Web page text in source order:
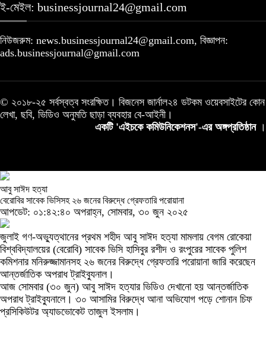
ই-মেইল: businessjournal24@gmail.com
নিউজরুম: news.businessjournal24@gmail.com, বিজ্ঞাপন:
ads.businessjournal@gmail.com
© ২০১৮-২৫ সর্বস্বত্ব সংরক্ষিত। বিজনেস জার্নাল২৪ ডটকম ওয়েবসাইটের কোন
লেখা, ছবি, ভিডিও অনুমতি ছাড়া ব্যবহার বে-আইনী।
একটি 'এইচকে কমিউনিকেশনস'-এর অঙ্গপ্রতিষ্ঠান ।
আবু সাঈদ হত্যা
বেরোবির সাবেক ভিসিসহ ২৬ জনের বিরুদ্ধে গ্রেফতারি পরোয়ানা
আপডেট: ০১:৪২:৪০ অপরাহ্ন, সোমবার, ৩০ জুন ২০২৫
জুলাই গণ-অভ্যুত্থানের প্রথম শহীদ আবু সাঈদ হত্যা মামলায় বেগম রোকেয়া
বিশ্ববিদ্যালয়ের (বেরোবি) সাবেক ভিসি হাসিবুর রশীদ ও রংপুরের সাবেক পুলিশ
কমিশনার মনিরুজ্জামানসহ ২৬ জনের বিরুদ্ধে গ্রেফতারি পরোয়ানা জারি করেছেন
আন্তর্জাতিক অপরাধ ট্রাইব্যুনাল।
আজ সোমবার (৩০ জুন) আবু সাঈদ হত্যার ভিডিও দেখানো হয় আন্তর্জাতিক
অপরাধ ট্রাইব্যুনালে। ৩০ আসামির বিরুদ্ধে আনা অভিযোগ পড়ে শোনান চিফ
প্রসিকিউটর অ্যাডভোকেট তাজুল ইসলাম।